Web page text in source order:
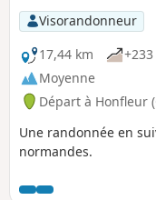
Visorandonneur
17,44 km
Moyenne
Départ à Honfleur
Une randonnée en
normandes.